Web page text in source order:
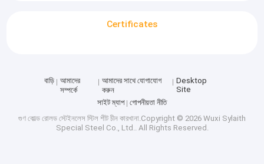
Certificates
বাড়ি
আমাদের
সম্পর্কে
আমাদের সাথে যোগাযোগ
করুন
Desktop
Site
সাইট ম্যাপ
গোপনীয়তা নীতি
গুণ কোল্ড রোলড স্টেইনলেস স্টিল শীট চীন কারখানা.Copyright © 2026 Wuxi Sylaith
Special Steel Co., Ltd.. All Rights Reserved.